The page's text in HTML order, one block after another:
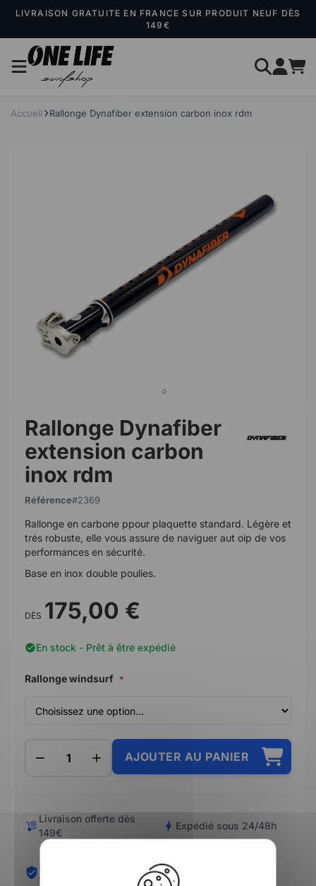
LIVRAISON GRATUITE EN FRANCE SUR PRODUIT NEUF DÈS
149€
Accueil Rallonge Dynafiber extension carbon inox rdm
Rallonge Dynafiber
extension carbon
inox rdm
Référence 2369
Rallonge en carbone ppour plaquette standard. Légère et
trés robuste, elle vous assure de naviguer aut oip de vos
performances en sécurité.
Base en inox double poulies.
DÈS 175,00 €
En stock - Prêt à être expédié
Rallonge windsurf
AJOUTER AU PANIER
Livraison offerte dès
149€
Expédié sous 24/48h
Paiement en 3/4 X sans
frais
Retours simplifiés